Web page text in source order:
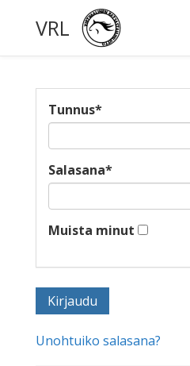
VRL
Tunnus*
Salasana*
Muista minut
Unohtuiko salasana?